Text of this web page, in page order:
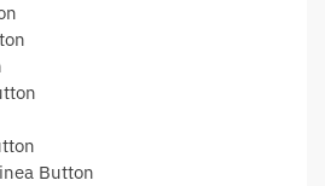
Button